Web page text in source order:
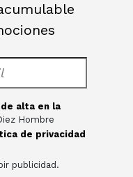
alta en la
Hombre
de privacidad
publicidad.